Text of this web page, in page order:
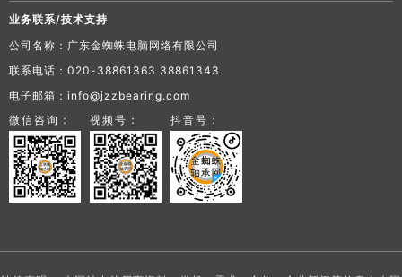
业务联系/技术支持
公司名称：广东金蜘蛛电脑网络有限公司
联系电话：020-38861363 38861343
电子邮箱：info@jzzbearing.com
微信咨询：
视频号： 抖音号：